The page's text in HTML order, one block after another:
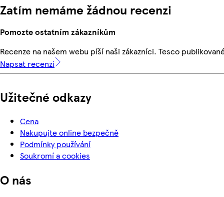
Zatím nemáme žádnou recenzi
Pomozte ostatním zákazníkům
Recenze na našem webu píší naši zákazníci. Tesco
Napsat recenzi
Užitečné odkazy
Cena
Nakupujte online bezpečně
Podmínky používání
Soukromí a cookies
O nás